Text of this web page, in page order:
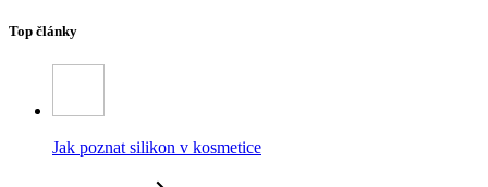
Top články
Jak poznat silikon v kosmetice